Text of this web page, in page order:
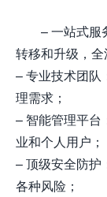
– 一站式服
转移和升级，
– 专业技术团队
理需求；
– 智能管理平台
业和个人用户；
– 顶级安全防护
各种风险；